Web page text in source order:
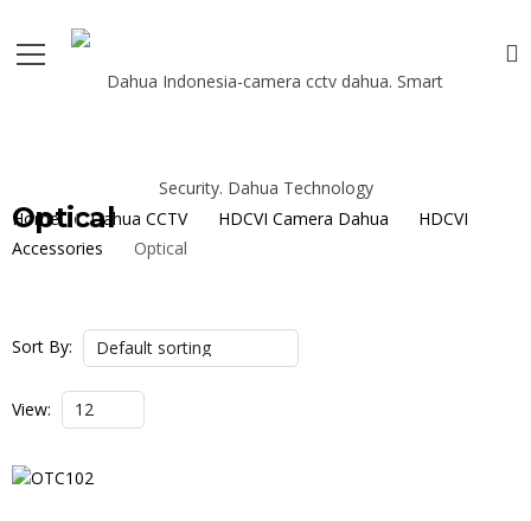
Optical
Home Dahua CCTV HDCVI Camera Dahua
HDCVI
Accessories
Optical
Sort By:
View: